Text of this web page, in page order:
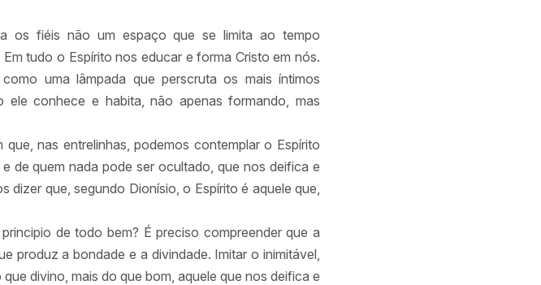
os fiéis não um espaço que se limita ao tempo
tudo o Espírito nos educar e forma Cristo em nós.
uma lâmpada que perscruta os mais íntimos
conhece e habita, não apenas formando, mas
nas entrelinhas, podemos contemplar o Espírito
de quem nada pode ser ocultado, que nos deifica e
que, segundo Dionísio, o Espírito é aquele que,
de todo bem? É preciso compreender que a
produz a bondade e a divindade. Imitar o inimitável,
divino, mais do que bom, aquele que nos deifica e